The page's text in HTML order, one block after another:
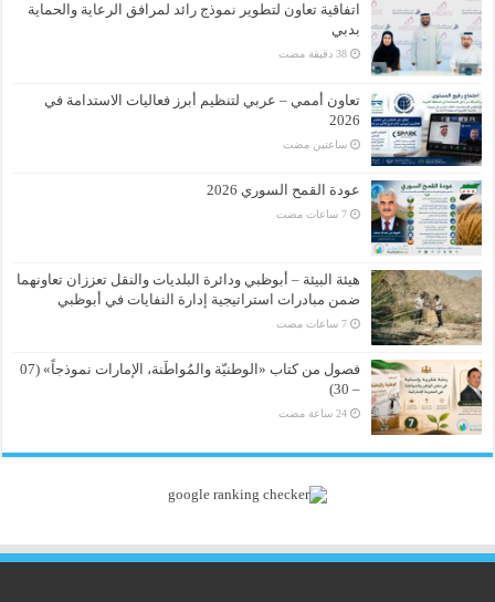
اتفاقية تعاون لتطوير نموذج رائد لمرافق الرعاية والحماية
بدبي
تعاون أممي – عربي لتنظيم أبرز فعاليات الاستدامة في
2026
‏ساعتين مضت
عودة القمح السوري 2026
هيئة البيئة – أبوظبي ودائرة البلديات والنقل تعززان تعاونهما
ضمن مبادرات استراتيجية إدارة النفايات في أبوظبي
فصول من كتاب «الوطنيّة والمُواطَنة، الإمارات نموذجاً» (07
– 30)